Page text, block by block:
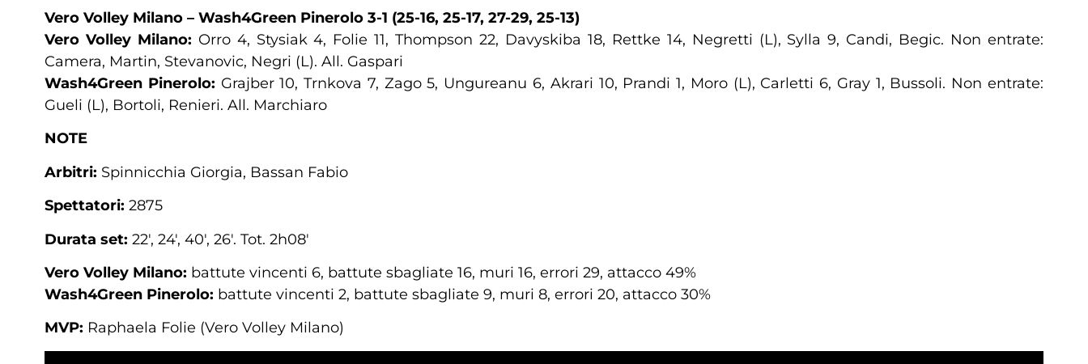
Vero Volley Milano – Wash4Green Pinerolo 3-1 (25-16, 25-17, 27-29, 25-13)
Vero Volley Milano: Orro 4, Stysiak 4, Folie 11, Thompson 22, Davyskiba 18, Rettke 14, Negretti (L), Sylla 9, Candi, Begic. Non entrate:
Camera, Martin, Stevanovic, Negri (L). All. Gaspari
Wash4Green Pinerolo: Grajber 10, Trnkova 7, Zago 5, Ungureanu 6, Akrari 10, Prandi 1, Moro (L), Carletti 6, Gray 1, Bussoli. Non entrate:
Gueli (L), Bortoli, Renieri. All. Marchiaro
NOTE
Arbitri: Spinnicchia Giorgia, Bassan Fabio
Spettatori: 2875
Durata set: 22′, 24′, 40′, 26′. Tot. 2h08′
Vero Volley Milano: battute vincenti 6, battute sbagliate 16, muri 16, errori 29, attacco 49%
Wash4Green Pinerolo: battute vincenti 2, battute sbagliate 9, muri 8, errori 20, attacco 30%
MVP: Raphaela Folie (Vero Volley Milano)